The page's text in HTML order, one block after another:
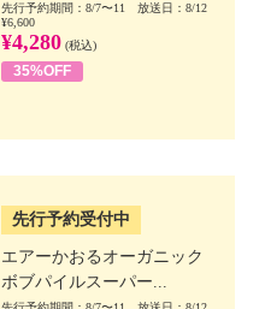
先行予約期間：8/7〜11 放送日：8/12
¥6,600
¥4,280 (税込)
35%OFF
先行予約受付中
エアーかおるオーガニック
ボブパイルスーパー...